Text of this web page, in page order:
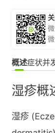
概述症状并
湿疹概
湿疹